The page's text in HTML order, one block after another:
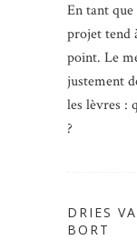
En tant que
projet tend
point. Le
justement
les lèvres :
?
DRIES
BORT